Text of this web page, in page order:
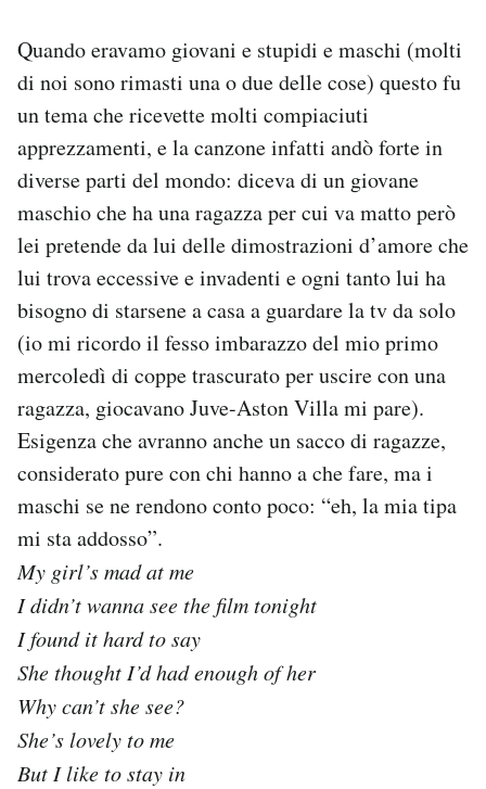
Quando eravamo giovani e stupidi e maschi (molti
di noi sono rimasti una o due delle cose) questo fu
un tema che ricevette molti compiaciuti
apprezzamenti, e la canzone infatti andò forte in
diverse parti del mondo: diceva di un giovane
maschio che ha una ragazza per cui va matto però
lei pretende da lui delle dimostrazioni d’amore che
lui trova eccessive e invadenti e ogni tanto lui ha
bisogno di starsene a casa a guardare la tv da solo
(io mi ricordo il fesso imbarazzo del mio primo
mercoledì di coppe trascurato per uscire con una
ragazza, giocavano Juve-Aston Villa mi pare).
Esigenza che avranno anche un sacco di ragazze,
considerato pure con chi hanno a che fare, ma i
maschi se ne rendono conto poco: “eh, la mia tipa
mi sta addosso”.
My girl’s mad at me
I didn’t wanna see the film tonight
I found it hard to say
She thought I’d had enough of her
Why can’t she see?
She’s lovely to me
But I like to stay in